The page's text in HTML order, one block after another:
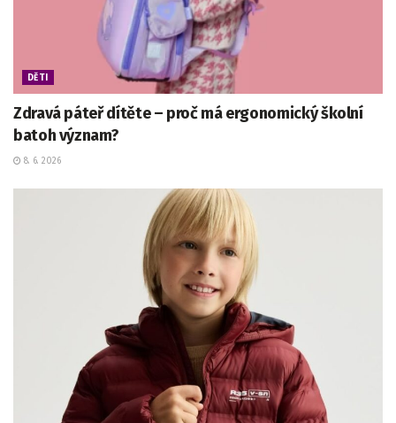
DĚTI
Zdravá páteř dítěte – proč má ergonomický školní
batoh význam?
8. 6. 2026